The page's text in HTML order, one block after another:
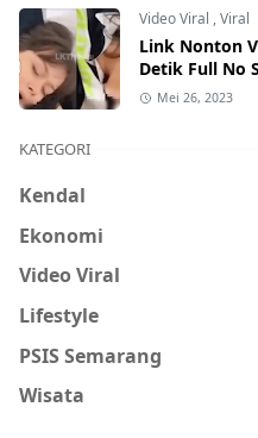
Video Viral ,Viral
Link Nonton
Detik Full No
Hati-Hati
Mei 26, 2023
KATEGORI
Kendal
Ekonomi
Video Viral
Lifestyle
PSIS Semarang
Wisata